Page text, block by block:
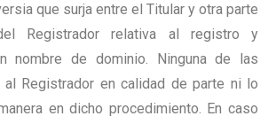
que surja entre el Titular y otra parte
Registrador relativa al registro y
nombre de dominio. Ninguna de las
al Registrador en calidad de parte ni lo
en dicho procedimiento. En caso